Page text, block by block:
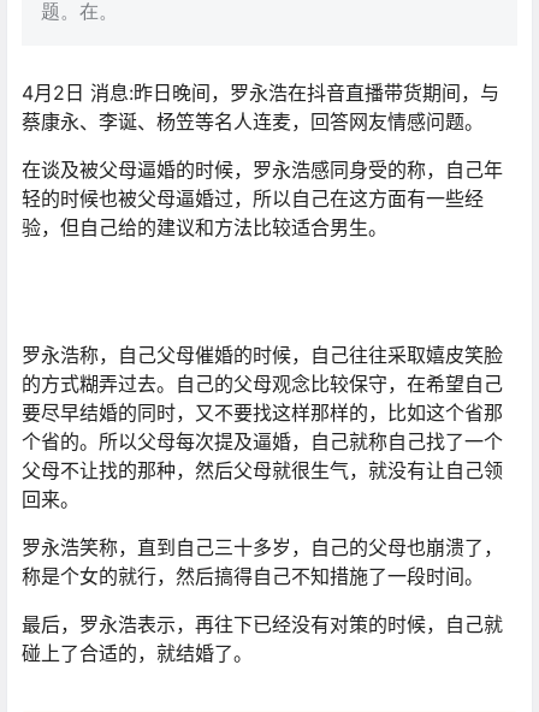
题。在。
4月2日 消息:昨日晚间，罗永浩在抖音直播带货期间，与
蔡康永、李诞、杨笠等名人连麦，回答网友情感问题。
在谈及被父母逼婚的时候，罗永浩感同身受的称，自己年
轻的时候也被父母逼婚过，所以自己在这方面有一些经
验，但自己给的建议和方法比较适合男生。
罗永浩称，自己父母催婚的时候，自己往往采取嬉皮笑脸
的方式糊弄过去。自己的父母观念比较保守，在希望自己
要尽早结婚的同时，又不要找这样那样的，比如这个省那
个省的。所以父母每次提及逼婚，自己就称自己找了一个
父母不让找的那种，然后父母就很生气，就没有让自己领
回来。
罗永浩笑称，直到自己三十多岁，自己的父母也崩溃了，
称是个女的就行，然后搞得自己不知措施了一段时间。
最后，罗永浩表示，再往下已经没有对策的时候，自己就
碰上了合适的，就结婚了。